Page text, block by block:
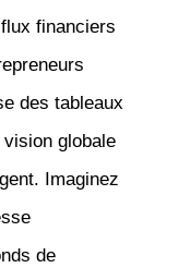
financiers
des tableaux
globale
Imaginez
de